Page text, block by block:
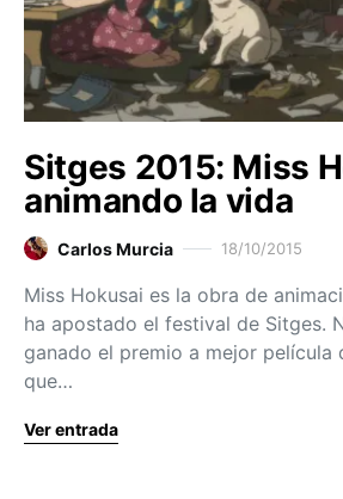
Sitges 2015: Miss
animando la vida
Carlos Murcia 18/10/2015
Miss Hokusai es la obra de
ha apostado el festival de Sitges.
ganado el premio a mejor película
que…
Ver entrada